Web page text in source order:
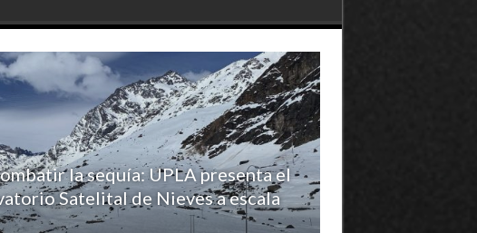
la sequía: UPLA presenta el
Satelital de Nieves a escala